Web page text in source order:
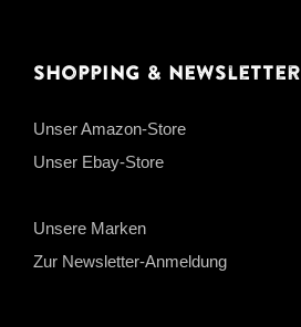
Shopping & Newsletter
Unser Amazon-Store
Unser Ebay-Store
Unsere Marken
Zur Newsletter-Anmeldung